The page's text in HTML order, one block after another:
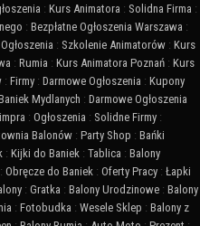
: Kurs Animatora : Solidna Firma :
: Bezpłatne Ogłoszenia Warszawa :
: Szkolenie Animatorów : Kurs
: Rumia : Kurs Animatora Poznań : Kurs
: Firmy : Darmowe Ogłoszenia : Kupony
Mydlanych : Darmowe Ogłoszenia
: Ogłoszenia : Solidne Firmy :
Balonów : Party Shop : Bańki
: Kijki do Baniek : Tablica : Balony
: Obręcze do Baniek : Oferty Pracy : Łapki
: Gratka : Balony Urodzinowe : Balony
: Fotobudka : Wesele Sklep : Balony z